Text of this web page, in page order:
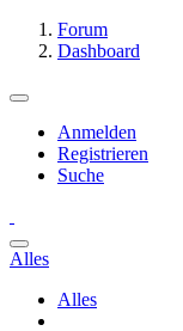
Forum
Dashboard
Anmelden
Registrieren
Suche
Alles
Alles